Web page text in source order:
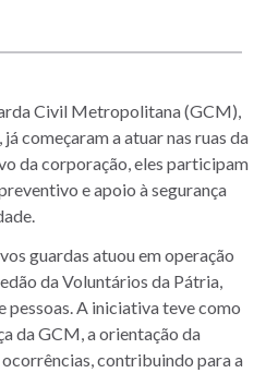
Civil Metropolitana (GCM),
começaram a atuar nas ruas da
da corporação, eles participam
e apoio à segurança
guardas atuou em operação
da Voluntários da Pátria,
pessoas. A iniciativa teve como
da GCM, a orientação da
contribuindo para a